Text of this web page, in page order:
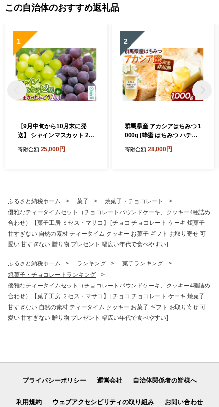
この自治体のおすすめ返礼品
1
【9月中旬から10月末に発
送】 シャインマスカット 2房
ト （計約1.3kg～2kg） 詰め
寄附金額 25,000円
2
群馬県産 アカシアはちみつ 1
000g [蜂蜜 はちみつ ハチミ
っぱりとした甘さ 沼田市 群
寄附金額 28,000円
ふるさと納税ホーム 菓子
焼菓子・チョコレート
優雅なティータイムセット（チョコレートパウンドケーキ、クッキー4種詰め
合わせ）【菓子工房 ミセス・マサコ】 [チョコ チョコレート ケーキ 焼菓子
甘すぎない 自然の素材 ティータイム クッキー お菓子 ギフト お取り寄せ 可
愛い 甘すぎない 贈り物 プレゼント 幅広い年代で食べやすい]
ふるさと納税ホーム ランキング
菓子ランキング
焼菓子・チョコレートランキング
優雅なティータイムセット（チョコレートパウンドケーキ、クッキー4種詰め
合わせ）【菓子工房 ミセス・マサコ】 [チョコ チョコレート ケーキ 焼菓子
甘すぎない 自然の素材 ティータイム クッキー お菓子 ギフト お取り寄せ 可
愛い 甘すぎない 贈り物 プレゼント 幅広い年代で食べやすい]
プライバシーポリシー 運営会社 自治体関係者の皆様へ
利用規約 ウェブアクセシビリティの取り組み お問い合わせ